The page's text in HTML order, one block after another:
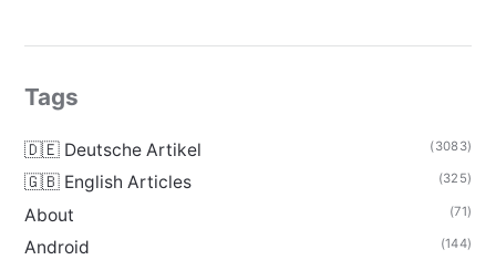
Tags
🇩🇪 Deutsche Artikel (3083)
🇬🇧 English Articles (325)
About (71)
Android (144)